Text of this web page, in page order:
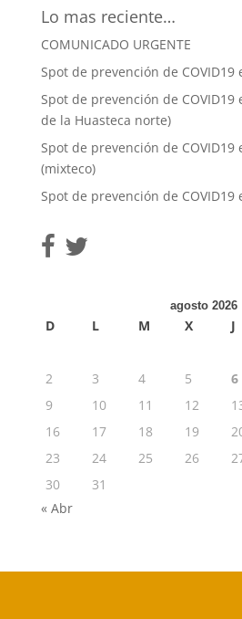
Lo mas reciente…
COMUNICADO URGENTE
Spot de prevención de COVID19
Spot de prevención de
de la Huasteca norte)
Spot de prevención de COVID19
(mixteco)
Spot de prevención de
agosto 2026
D L M X J
2
3 4 5 6
9
10 11 12
16
17 18 19
23
24 25 26
30
31
« Abr